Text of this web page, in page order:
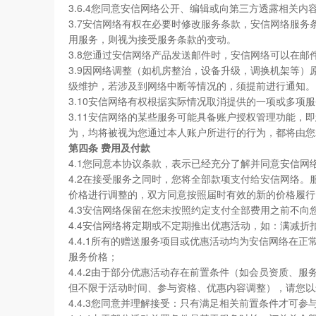
3.6.4您同意安信网络公开、编辑或向第三方透露相关内
3.7安信网络有权在必要时修改服务条款，安信网络服
用服务，则视为接受服务条款的变动。
3.8您通过安信网络产品发送邮件时，安信网络可以在
3.9因网络调整（如机房整治，设备升级，调换机架等
级维护，若涉及到网络中断等情况的，须提前进行通知。
3.10安信网络有权根据实际情况取消提供的一项或多项
3.11安信网络的某些服务可能具备账户授权管理功能，
为，均将被视为您通过本人账户所进行的行为，都将由
第四条 费用及付款
4.1您同意本协议条款，表示已经充分了解并同意安信
4.2在接受服务之同时，您将全部款项支付给安信网络
价格进行调整的，双方同意按照届时有效的新的价格履
4.3安信网络保留在您未按照约定支付全部费用之前不
4.4安信网络将定期或不定期推出优惠活动，如：满减
4.4.1所有的赠送服务项目或优惠活动均为安信网络在正
服务价格；
4.4.2由于部分优惠活动存在前置条件（如会员资质、服
但不限于活动时间、参与资格、优惠内容调整），请您
4.4.3您同意并理解接受：只有满足相关前置条件才可参